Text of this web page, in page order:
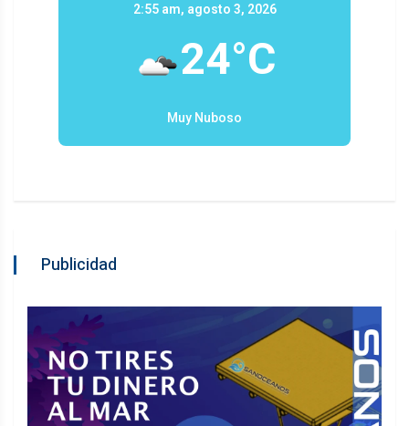
2:55 am, agosto 3, 2026
24°C
Muy Nuboso
Publicidad